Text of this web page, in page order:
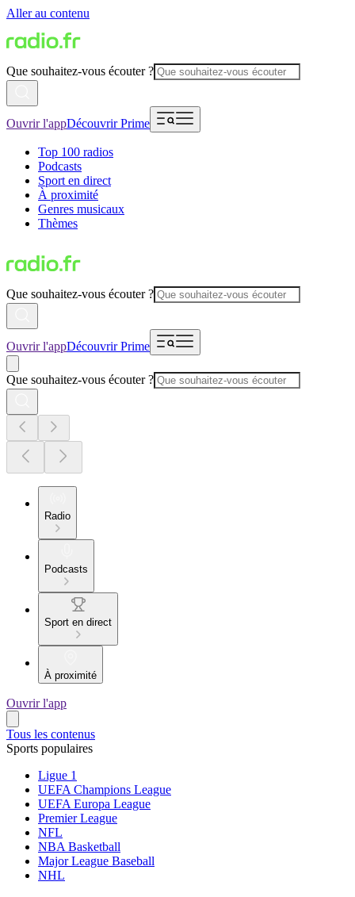
Aller au contenu
Que souhaitez-vous écouter ?
Ouvrir l'appDécouvrir Prime
Top 100 radios
Podcasts
Sport en direct
À proximité
Genres musicaux
Thèmes
Que souhaitez-vous écouter ?
Ouvrir l'appDécouvrir Prime
Que souhaitez-vous écouter ?
Radio
Podcasts
Sport en direct
À proximité
Ouvrir l'app
Tous les contenus
Sports populaires
Ligue 1
UEFA Champions League
UEFA Europa League
Premier League
NFL
NBA Basketball
Major League Baseball
NHL